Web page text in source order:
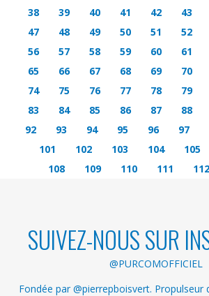
38
39 40 41 42 43
47
48 49 50 51 52
56
57 58 59 60 61
65
66 67 68 69 70
74
75 76 77 78 79
83
84 85 86 87 88
92
93 94 95 96 97
101
102 103 104 105
108
109 110 111 112
SUIVEZ-NOUS SUR
@PURCOMOFFICIEL
Fondée par @pierrepboisvert.